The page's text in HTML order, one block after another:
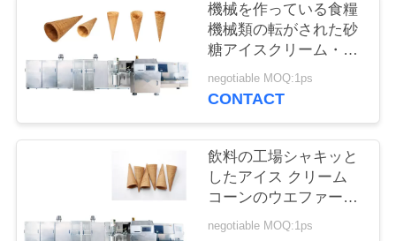
私
達
連
機械を作っている食糧
機械類の転がされた砂
糖アイスクリーム・コ
ーン
negotiable MOQ:1ps
CONTACT
飲料の工場シャキッと
したアイス クリーム
コーンのウエファーの
生産ライン
negotiable MOQ:1ps